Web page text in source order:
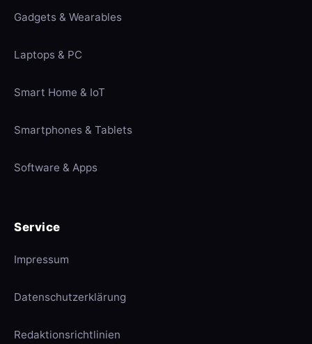
Gadgets & Wearables
Laptops & PC
Smart Home & IoT
Smartphones & Tablets
Software & Apps
Service
Impressum
Datenschutzerklärung
Redaktionsrichtlinien